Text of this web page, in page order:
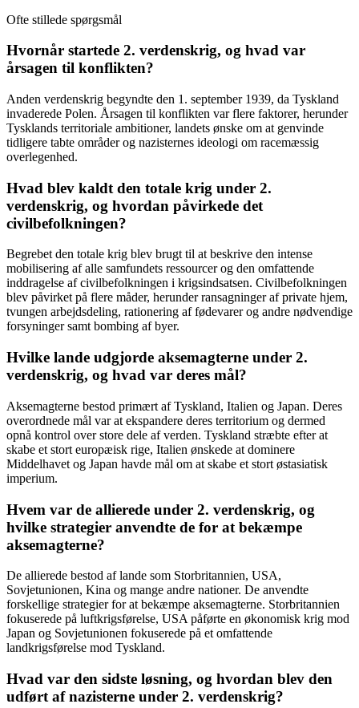
Ofte stillede spørgsmål
Hvornår startede 2. verdenskrig, og hvad var
årsagen til konflikten?
Anden verdenskrig begyndte den 1. september 1939, da Tyskland
invaderede Polen. Årsagen til konflikten var flere faktorer, herunder
Tysklands territoriale ambitioner, landets ønske om at genvinde
tidligere tabte områder og nazisternes ideologi om racemæssig
overlegenhed.
Hvad blev kaldt den totale krig under 2.
verdenskrig, og hvordan påvirkede det
civilbefolkningen?
Begrebet den totale krig blev brugt til at beskrive den intense
mobilisering af alle samfundets ressourcer og den omfattende
inddragelse af civilbefolkningen i krigsindsatsen. Civilbefolkningen
blev påvirket på flere måder, herunder ransagninger af private hjem,
tvungen arbejdsdeling, rationering af fødevarer og andre nødvendige
forsyninger samt bombing af byer.
Hvilke lande udgjorde aksemagterne under 2.
verdenskrig, og hvad var deres mål?
Aksemagterne bestod primært af Tyskland, Italien og Japan. Deres
overordnede mål var at ekspandere deres territorium og dermed
opnå kontrol over store dele af verden. Tyskland stræbte efter at
skabe et stort europæisk rige, Italien ønskede at dominere
Middelhavet og Japan havde mål om at skabe et stort østasiatisk
imperium.
Hvem var de allierede under 2. verdenskrig, og
hvilke strategier anvendte de for at bekæmpe
aksemagterne?
De allierede bestod af lande som Storbritannien, USA,
Sovjetunionen, Kina og mange andre nationer. De anvendte
forskellige strategier for at bekæmpe aksemagterne. Storbritannien
fokuserede på luftkrigsførelse, USA påførte en økonomisk krig mod
Japan og Sovjetunionen fokuserede på et omfattende
landkrigsførelse mod Tyskland.
Hvad var den sidste løsning, og hvordan blev den
udført af nazisterne under 2. verdenskrig?